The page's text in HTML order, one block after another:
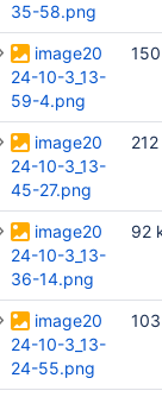
35-58.png
image20
24-10-3_13-
59-4.png
image20
24-10-3_13-
45-27.png
image20
24-10-3_13-
36-14.png
92
image20
24-10-3_13-
24-55.png